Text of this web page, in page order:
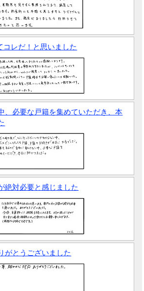
コレだ！と思いました
、必要な戸籍を集めていただき、本
絶対必要と感じました
がとうございました